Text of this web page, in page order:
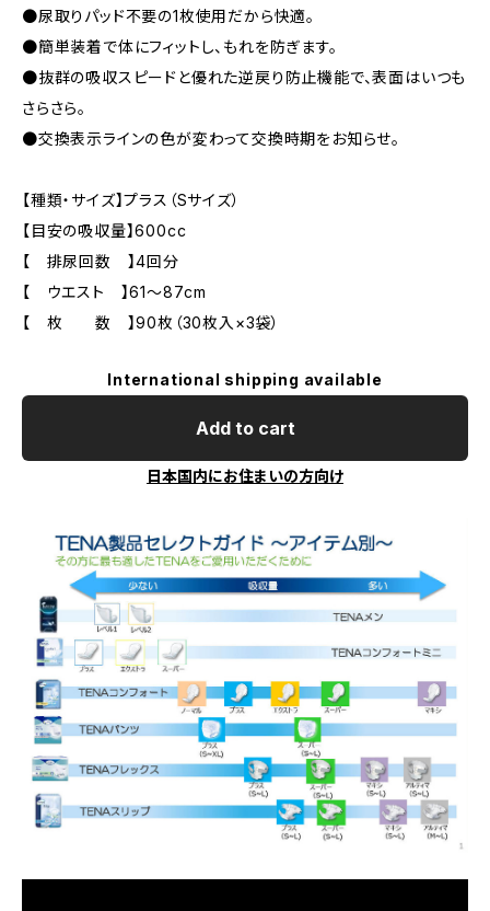
●尿取りパッド不要の1枚使用だから快適。
●簡単装着で体にフィットし、もれを防ぎます。
●抜群の吸収スピードと優れた逆戻り防止機能で、表面はいつも
さらさら。
●交換表示ラインの色が変わって交換時期をお知らせ。
【種類・サイズ】プラス（Sサイズ）
【目安の吸収量】600cc
【 排尿回数 】4回分
【 ウエスト 】61～87cm
【 枚 数 】90枚（30枚入×3袋）
International shipping available
Add to cart
日本国内にお住まいの方向け